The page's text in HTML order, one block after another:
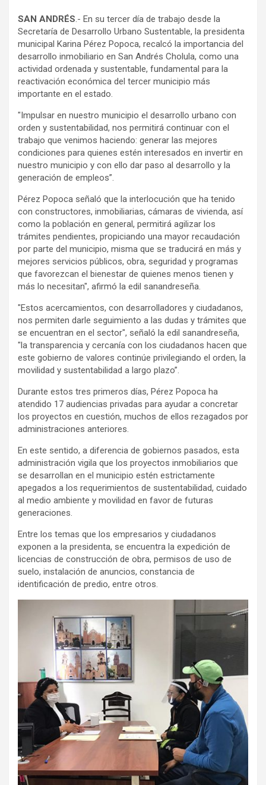
SAN ANDRÉS.- En su tercer día de trabajo desde la
Secretaría de Desarrollo Urbano Sustentable, la presidenta
municipal Karina Pérez Popoca, recalcó la importancia del
desarrollo inmobiliario en San Andrés Cholula, como una
actividad ordenada y sustentable, fundamental para la
reactivación económica del tercer municipio más
importante en el estado.
"Impulsar en nuestro municipio el desarrollo urbano con
orden y sustentabilidad, nos permitirá continuar con el
trabajo que venimos haciendo: generar las mejores
condiciones para quienes estén interesados en invertir en
nuestro municipio y con ello dar paso al desarrollo y la
generación de empleos”.
Pérez Popoca señaló que la interlocución que ha tenido
con constructores, inmobiliarias, cámaras de vivienda, así
como la población en general, permitirá agilizar los
trámites pendientes, propiciando una mayor recaudación
por parte del municipio, misma que se traducirá en más y
mejores servicios públicos, obra, seguridad y programas
que favorezcan el bienestar de quienes menos tienen y
más lo necesitan", afirmó la edil sanandreseña.
"Estos acercamientos, con desarrolladores y ciudadanos,
nos permiten darle seguimiento a las dudas y trámites que
se encuentran en el sector", señaló la edil sanandreseña,
"la transparencia y cercanía con los ciudadanos hacen que
este gobierno de valores continúe privilegiando el orden, la
movilidad y sustentabilidad a largo plazo”.
Durante estos tres primeros días, Pérez Popoca ha
atendido 17 audiencias privadas para ayudar a concretar
los proyectos en cuestión, muchos de ellos rezagados por
administraciones anteriores.
En este sentido, a diferencia de gobiernos pasados, esta
administración vigila que los proyectos inmobiliarios que
se desarrollan en el municipio estén estrictamente
apegados a los requerimientos de sustentabilidad, cuidado
al medio ambiente y movilidad en favor de futuras
generaciones.
Entre los temas que los empresarios y ciudadanos
exponen a la presidenta, se encuentra la expedición de
licencias de construcción de obra, permisos de uso de
suelo, instalación de anuncios, constancia de
identificación de predio, entre otros.